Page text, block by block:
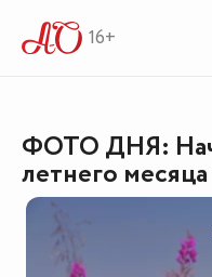
16+
ФОТО ДНЯ:
летнего